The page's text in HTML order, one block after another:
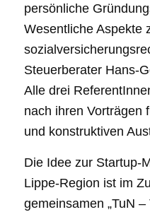
persönliche
Wesentliche Aspekte
Steuerberater Hans-
Alle drei
nach ihren Vorträgen
und konstruktiven
Die Idee zur Startup-
Lippe-Region ist im
gemeinsamen „TuN –